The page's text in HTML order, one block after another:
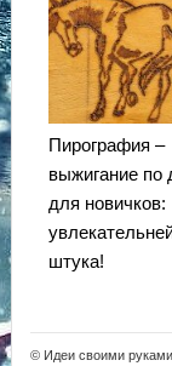
Пирография –
выжигание по
для новичков:
штука!
© Идеи своими